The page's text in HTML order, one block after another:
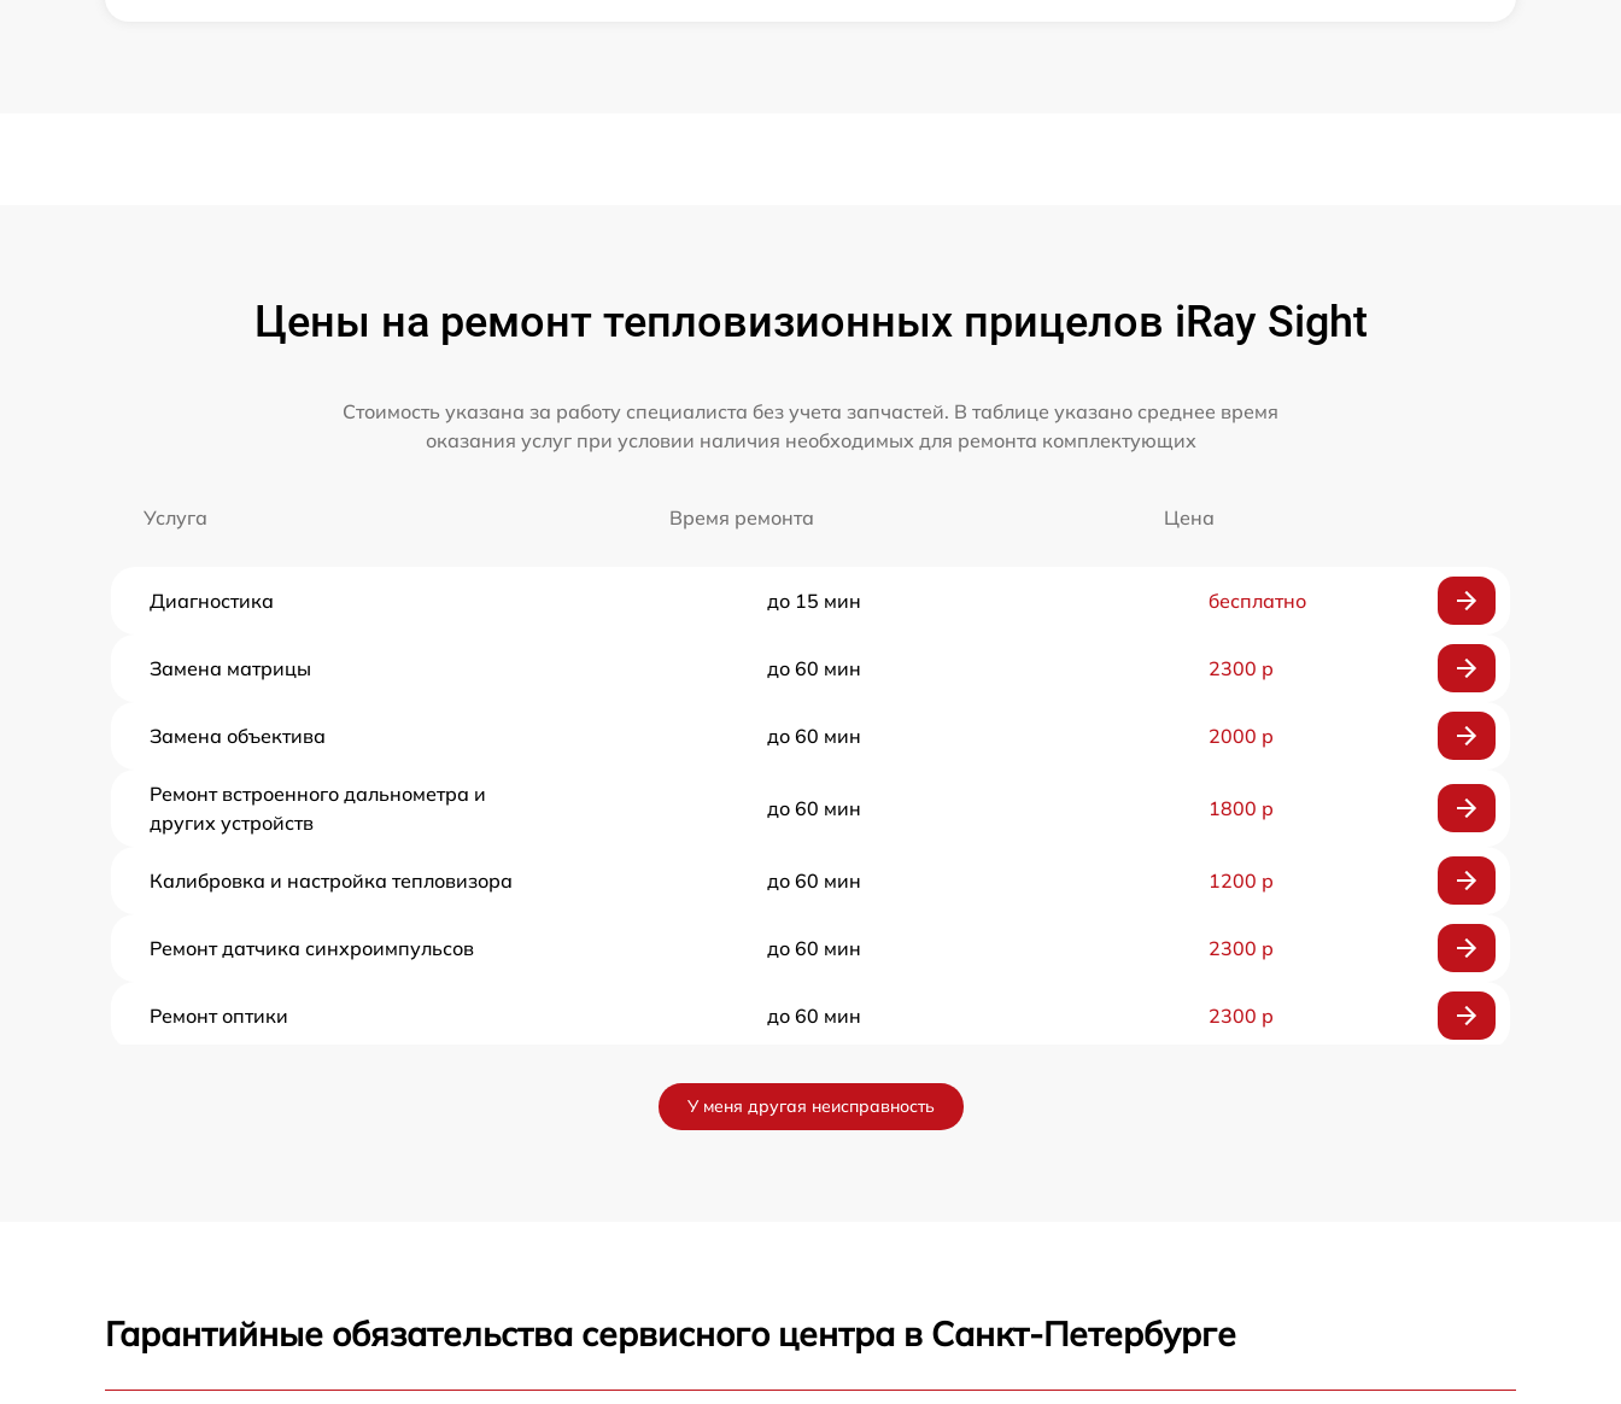
Цены на ремонт тепловизионных прицелов iRay Sight
Стоимость указана за работу специалиста без учета запчастей. В таблице указано среднее время
оказания услуг при условии наличия необходимых для ремонта комплектующих
Услуга Время ремонта Цена
Диагностика до 15 мин бесплатно
Замена матрицы до 60 мин 2300 р
Замена объектива до 60 мин 2000 р
Ремонт встроенного дальнометра и
других устройств
до 60 мин 1800 р
Калибровка и настройка тепловизора до 60 мин 1200 р
Ремонт датчика синхроимпульсов до 60 мин 2300 р
Ремонт оптики до 60 мин 2300 р
до 60 мин
Замена микросхемы усилителя до 60 мин 700 р
У меня другая неисправность
Гарантийные обязательства сервисного центра в Санкт-Петербурге